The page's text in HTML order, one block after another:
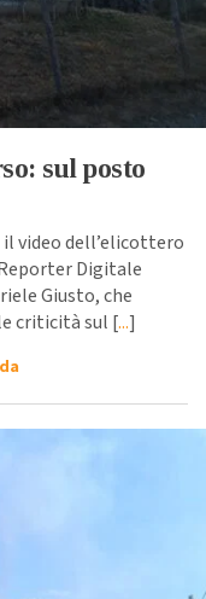
sul posto
il video dell’elicottero
Digitale
Giusto, che
criticità sul [...]